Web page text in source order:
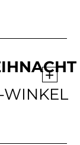
+
WINKEL